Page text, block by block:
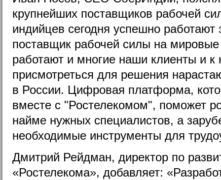
крупнейших поставщиков рабочей
индийцев сегодня успешно
поставщик рабочей силы на
работают и многие наши клиенты и к
присмотреться для решения
в России. Цифровая платформа,
вместе с "Ростелекомом", поможет
найме нужных специалистов, а
необходимые инструменты для
Дмитрий Рейдман, директор по
«Ростелекома», добавляет: